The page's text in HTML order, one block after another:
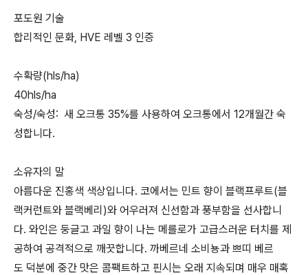
포도원 기술
합리적인 문화, HVE 레벨 3 인증
수확량(hls/ha)
40hls/ha
숙성/숙성: 새 오크통 35%를 사용하여 오크통에서 12개월간 숙
성합니다.
소유자의 말
아름다운 진홍색 색상입니다. 코에서는 민트 향이 블랙프루트(블
랙커런트와 블랙베리)와 어우러져 신선함과 풍부함을 선사합니
다. 와인은 둥글고 과일 향이 나는 메를로가 고급스러운 터치를 제
공하여 공격적으로 깨끗합니다. 까베르네 소비뇽과 쁘띠 베르
도 덕분에 중간 맛은 콤팩트하고 핀시는 오래 지속되며 매우 매혹